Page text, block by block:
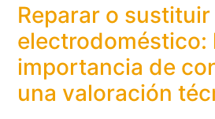
Reparar o sustituir
electrodoméstico:
importancia de
una valoración